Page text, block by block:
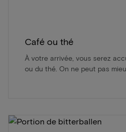
Café ou thé
À votre arrivée, vous serez
ou du thé. On ne peut pas